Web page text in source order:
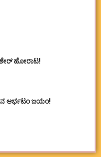
ಹೋರಾಟ!
ಆರ್ಭಟಂ ಜಯಂ!